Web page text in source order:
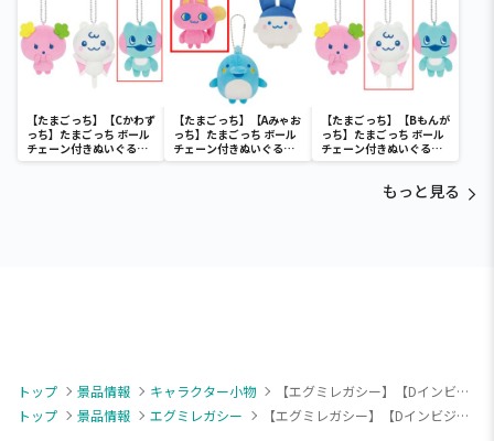
【たまごっち】【Cかわず
っち】たまごっち ボール
チェーン付きぬいぐるみ
～Tamagotchi
【たまごっち】【Aみゃお
っち】たまごっち ボール
チェーン付きぬいぐるみ
～Tamagotchi
【たまごっち】【Bもんが
っち】たまごっち ボール
チェーン付きぬいぐるみ
～Tamagotchi
もっと見る
トップ 景品情報 キャラクター小物
【エグミレガシー】【Dインビジブルストーカー】アニメ「エグミレガシー」 マスコット2
トップ
景品情報 エグミレガシー 【エグミレガシー】【Dインビジブルストーカー】アニメ「エグミレガシー」 マスコット2